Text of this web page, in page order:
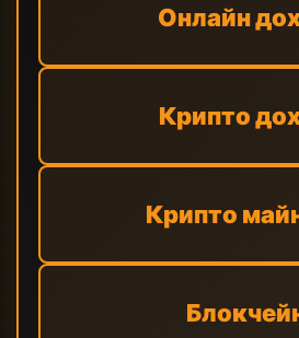
Онлайн
Крипто
Крипто